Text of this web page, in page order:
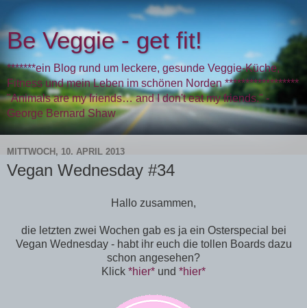
Be Veggie - get fit!
*******ein Blog rund um leckere, gesunde Veggie-Küche,
Fitness und mein Leben im schönen Norden ******************
"Animals are my friends… and I don't eat my friends." -
George Bernard Shaw
MITTWOCH, 10. APRIL 2013
Vegan Wednesday #34
Hallo zusammen,
die letzten zwei Wochen gab es ja ein Osterspecial bei
Vegan Wednesday - habt ihr euch die tollen Boards dazu
schon angesehen?
Klick *hier* und *hier*